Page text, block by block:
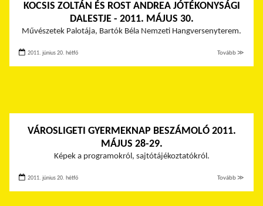
KOCSIS ZOLTÁN ÉS ROST ANDREA JÓTÉKONYSÁGI
DALESTJE - 2011. MÁJUS 30.
Művészetek Palotája, Bartók Béla Nemzeti Hangversenyterem.
2011. június 20. hétfő Tovább ≫
VÁROSLIGETI GYERMEKNAP BESZÁMOLÓ 2011.
MÁJUS 28-29.
Képek a programokról, sajtótájékoztatókról.
2011. június 20. hétfő Tovább ≫